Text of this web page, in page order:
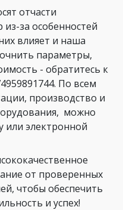
отчасти
за особенностей
влияет и наша
параметры,
- обратитесь к
По всем
производство и
можно
или электронной
от проверенных
чтобы обеспечить
и успех!